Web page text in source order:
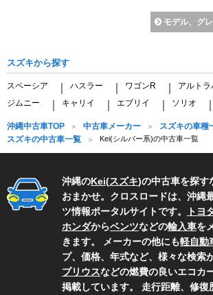
モデル、グ
スズキから探す
スペーシア ハスラー ワゴンR アルトラ
ジムニー キャリイ エブリイ ソリオ
沖縄中古車TOP 中古車メーカー
スズキの車種
スズキの中古車一覧
Kei(シルバー系)の中古車一覧
沖縄のKei(スズキ)の中古車を探す
おまかせ。クロスロードは、沖縄
ツ情報ポータルサイトです。
トヨ
ホンダからベンツなどの輸入車を
きます。 メーカーの他にも軽自動
プ、価格、年式など、様々な検索
プリウスなどの燃費の良いエコカ
掲載しています。 走行距離、修復